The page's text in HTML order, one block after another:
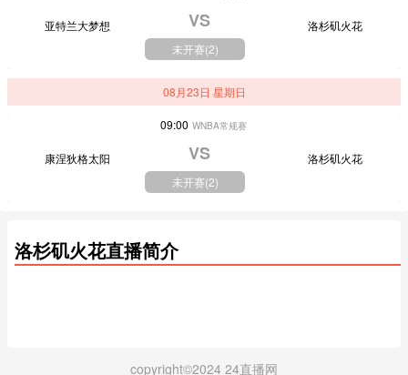
亚特兰大梦想 洛杉矶火花
VS
未开赛(2)
08月23日 星期日
09:00 WNBA常规赛
康涅狄格太阳 洛杉矶火花
VS
未开赛(2)
洛杉矶火花直播简介
copyright©2024 24直播网